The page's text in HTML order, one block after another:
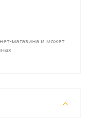
магазина и может